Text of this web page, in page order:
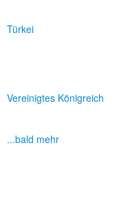
Türkei
Vereinigtes Königreich
...bald mehr